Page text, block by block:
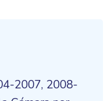
2007, 2008-